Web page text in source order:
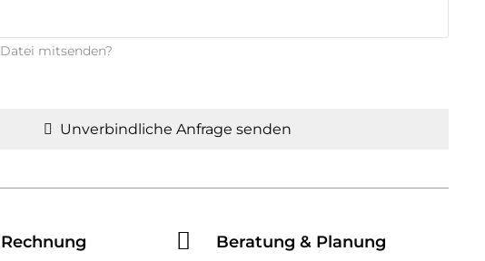
mitsenden?
Unverbindliche Anfrage senden
Beratung & Planung